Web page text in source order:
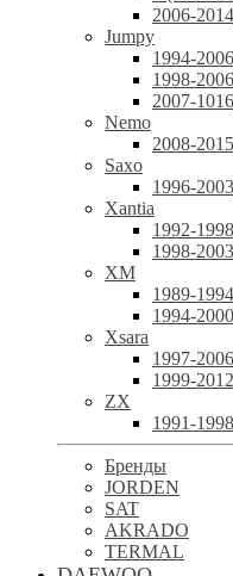
2006-2014
Jumpy
1994-2006
1998-2006
2007-1016
Nemo
2008-2015
Saxo
1996-2003
Xantia
1992-1998
1998-2003
XM
1989-1994
1994-2000
Xsara
1997-2006
1999-2012
ZX
1991-1998
Бренды
JORDEN
SAT
AKRADO
TERMAL